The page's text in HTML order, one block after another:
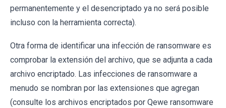
permanentemente y el desencriptado ya no será posible
incluso con la herramienta correcta).
Otra forma de identificar una infección de ransomware es
comprobar la extensión del archivo, que se adjunta a cada
archivo encriptado. Las infecciones de ransomware a
menudo se nombran por las extensiones que agregan
(consulte los archivos encriptados por Qewe ransomware